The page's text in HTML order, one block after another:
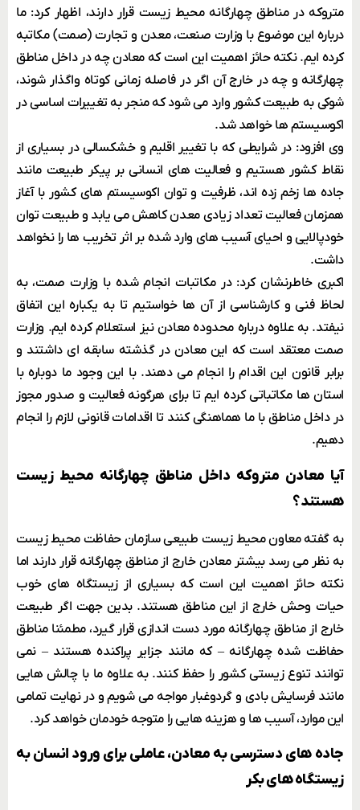
متروکه در مناطق چهارگانه محیط زیست قرار دارند، اظهار کرد: ما
درباره این موضوع با وزارت صنعت، معدن و تجارت (صمت) مکاتبه
کرده ایم. نکته حائز اهمیت این است که معادن چه در داخل مناطق
چهارگانه و چه در خارج آن اگر در فاصله زمانی کوتاه واگذار شوند،
شوکی به طبیعت کشور وارد می شود که منجر به تغییرات اساسی در
اکوسیستم ها خواهد شد.
وی افزود: در شرایطی که با تغییر اقلیم و خشکسالی در بسیاری از
نقاط کشور هستیم و فعالیت های انسانی بر پیکر طبیعت مانند
جاده ها زخم زده اند، ظرفیت و توان اکوسیستم های کشور با آغاز
همزمان فعالیت تعداد زیادی معدن کاهش می یابد و طبیعت توان
خودپالایی و احیای آسیب های وارد شده بر اثر تخریب ها را نخواهد
داشت.
اکبری خاطرنشان کرد: در مکاتبات انجام شده با وزارت صمت، به
لحاظ فنی و کارشناسی از آن ها خواستیم تا به یکباره این اتفاق
نیفتد. به علاوه درباره محدوده معادن نیز استعلام کرده ایم. وزارت
صمت معتقد است که این معادن در گذشته سابقه ای داشتند و
برابر قانون این اقدام را انجام می دهند. با این وجود ما دوباره با
استان ها مکاتباتی کرده ایم تا برای هرگونه فعالیت و صدور مجوز
در داخل مناطق با ما هماهنگی کنند تا اقدامات قانونی لازم را انجام
دهیم.
آیا معادن متروکه داخل مناطق چهارگانه محیط زیست
هستند؟
به گفته معاون محیط زیست طبیعی سازمان حفاظت محیط زیست
به نظر می رسد بیشتر معادن خارج از مناطق چهارگانه قرار دارند اما
نکته حائز اهمیت این است که بسیاری از زیستگاه های خوب
حیات وحش خارج از این مناطق هستند. بدین جهت اگر طبیعت
خارج از مناطق چهارگانه مورد دست اندازی قرار گیرد، مطمئنا مناطق
حفاظت شده چهارگانه – که مانند جزایر پراکنده هستند – نمی
توانند تنوع زیستی کشور را حفظ کنند. به علاوه ما با چالش هایی
مانند فرسایش بادی و گردوغبار مواجه می شویم و در نهایت تمامی
این موارد، آسیب ها و هزینه هایی را متوجه خودمان خواهد کرد.
جاده های دسترسی به معادن، عاملی برای ورود انسان به
زیستگاه های بکر